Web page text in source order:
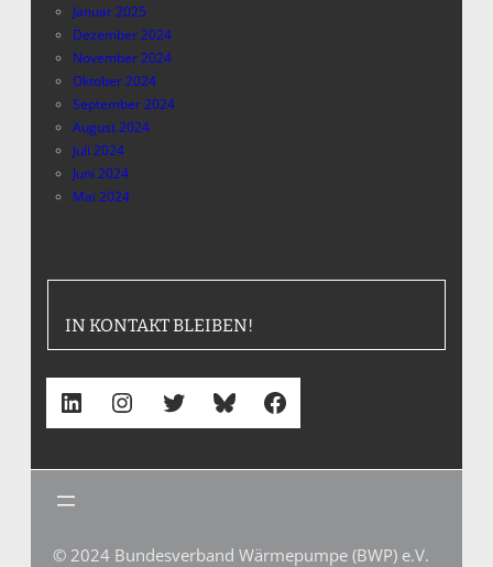
Januar 2025
Dezember 2024
November 2024
Oktober 2024
September 2024
August 2024
Juli 2024
Juni 2024
Mai 2024
IN KONTAKT BLEIBEN!
LinkedIn Instagram Twitter Bluesky Facebook
© 2024 Bundesverband Wärmepumpe (BWP) e.V.